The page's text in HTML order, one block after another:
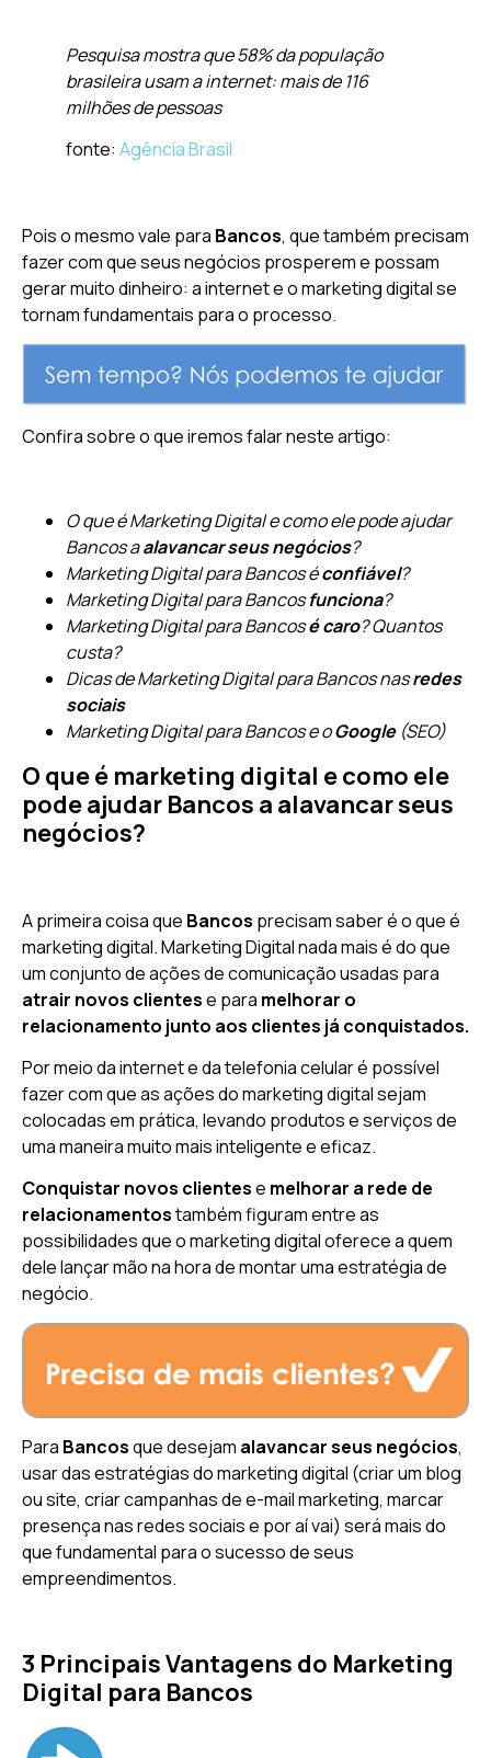
Pesquisa mostra que 58% da população
brasileira usam a internet: mais de 116
milhões de pessoas
fonte: Agência Brasil
Pois o mesmo vale para Bancos, que também precisam
fazer com que seus negócios prosperem e possam
gerar muito dinheiro: a internet e o marketing digital se
tornam fundamentais para o processo.
Confira sobre o que iremos falar neste artigo:
O que é Marketing Digital e como ele pode ajudar
Bancos aalavancar seus negócios?
Marketing Digital para Bancos éconfiável?
Marketing Digital para Bancosfunciona?
Marketing Digital para Bancosé caro? Quantos
custa?
Dicas de Marketing Digital para Bancos nasredes
sociais
Marketing Digital para Bancos e oGoogle (SEO)
O que é marketing digital e como ele
pode ajudar Bancos a alavancar seus
negócios?
A primeira coisa que Bancos precisam saber é o que é
marketing digital. Marketing Digital nada mais é do que
um conjunto de ações de comunicação usadas para
atrair novos clientese para melhorar o
relacionamento junto aos clientes já conquistados.
Por meio da internet e da telefonia celular é possível
fazer com que as ações do marketing digital sejam
colocadas em prática, levando produtos e serviços de
uma maneira muito mais inteligente e eficaz.
Conquistar novos clientese melhorar a rede de
relacionamentostambém figuram entre as
possibilidades que o marketing digital oferece a quem
dele lançar mão na hora de montar uma estratégia de
negócio.
Para Bancosque desejam alavancar seus negócios,
usar das estratégias do marketing digital (criar um blog
ou site, criar campanhas de e-mail marketing, marcar
presença nas redes sociais e por aí vai) será mais do
que fundamental para o sucesso de seus
empreendimentos.
3 Principais Vantagens do Marketing
Digital para Bancos